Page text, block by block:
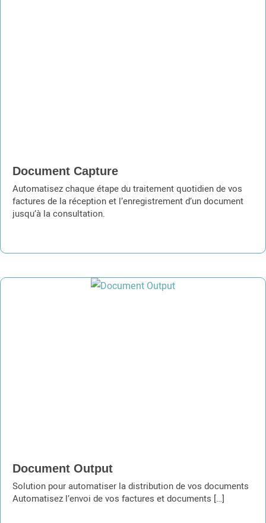
Document Capture
Automatisez chaque étape du traitement quotidien de vos
factures de la réception et l’enregistrement d’un document
jusqu’à la consultation.
Document Output
Solution pour automatiser la distribution de vos documents
Automatisez l’envoi de vos factures et documents […]